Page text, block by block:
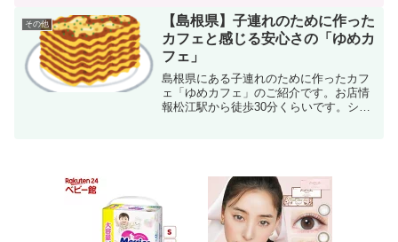
り、その手前で左折するとすぐにありま
す。外に看板が出ていてガ...
その他
【島根県】子連れのために作った
カフェと感じる安心さの「ゆめカ
フェ」
島根県にある子連れのために作ったカフ
ェ「ゆめカフェ」のご紹介です。お店情
報松江駅から徒歩30分くらいです。ショ